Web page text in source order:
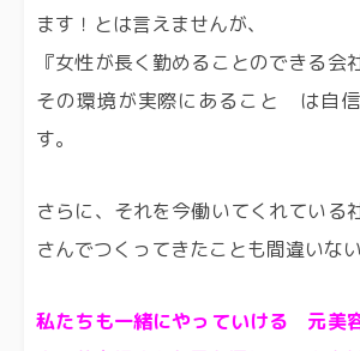
ます！とは言えませんが、
『女性が長く勤めることのできる会
その環境が実際にあること は自
す。
さらに、それを今働いてくれている
さんでつくってきたことも間違いない
私たちも一緒にやっていける 元美